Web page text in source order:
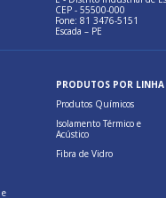
CEP - 55500-000
Fone: 81 3476-5151
Escada – PE
PRODUTOS POR LINHA
Produtos Químicos
Isolamento Térmico e
Acústico
Fibra de Vidro